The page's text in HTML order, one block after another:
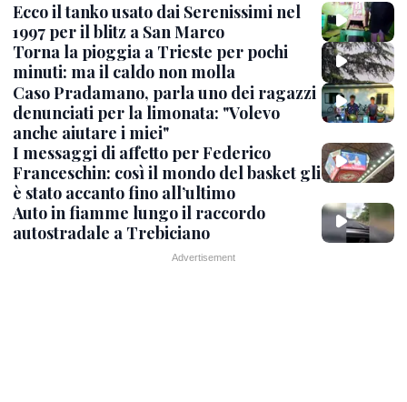
Ecco il tanko usato dai Serenissimi nel
1997 per il blitz a San Marco
Torna la pioggia a Trieste per pochi
minuti: ma il caldo non molla
Caso Pradamano, parla uno dei ragazzi
denunciati per la limonata: "Volevo
anche aiutare i miei"
I messaggi di affetto per Federico
Franceschin: così il mondo del basket gli
è stato accanto fino all’ultimo
Auto in fiamme lungo il raccordo
autostradale a Trebiciano